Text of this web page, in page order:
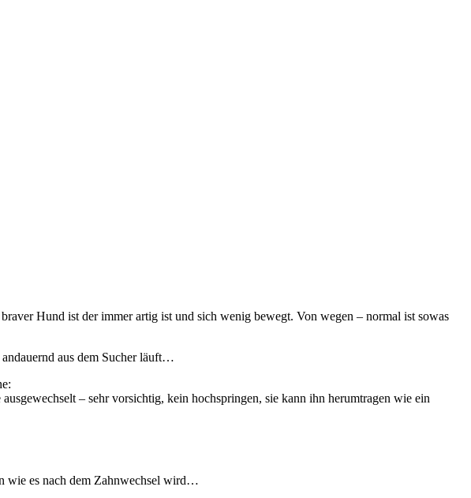
Hund ist der immer artig ist und sich wenig bewegt. Von wegen – normal ist sowas
aus dem Sucher läuft…
– sehr vorsichtig, kein hochspringen, sie kann ihn herumtragen wie ein
wie es nach dem Zahnwechsel wird…